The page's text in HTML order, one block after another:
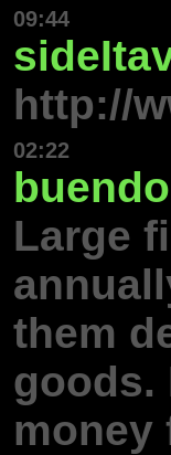
09:44
http://
02:22
Large
them
goods.
money